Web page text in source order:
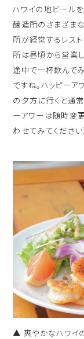
ハワイの地ビール
醸造所のさまざま
所が経営するレス
所は昼頃から営業
途中で一杯飲んで
ですね。ハッピー
の夕方に行くと通
ーアワーは随時変
わせてみてください
▲ 爽やかなハワイ